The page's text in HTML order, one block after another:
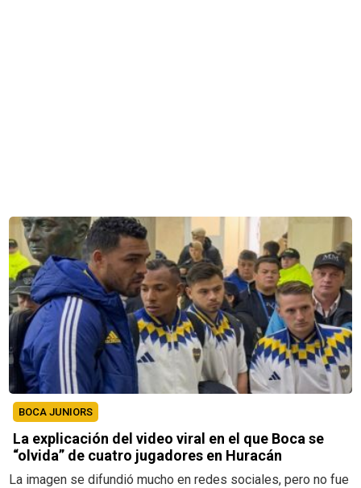
BOCA JUNIORS
La explicación del video viral en el que Boca se
“olvida” de cuatro jugadores en Huracán
La imagen se difundió mucho en redes sociales, pero no fue